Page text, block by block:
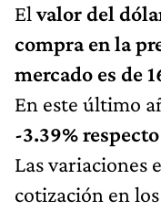
Elvalor del
compra en la
mercado es de
En este último
-3.39%
Las variaciones
cotización en